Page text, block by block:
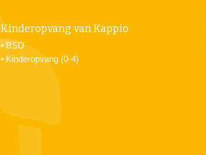
Kinderopvang van Kappio
•BSO
• Kinderopvang (0-4)